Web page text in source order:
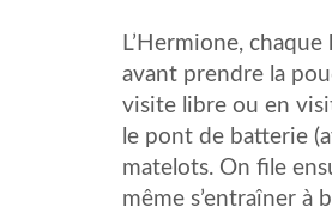
L’Hermione,
avant prendre la
visite libre ou en
le pont de batterie
matelots. On file
même s’entraîner à